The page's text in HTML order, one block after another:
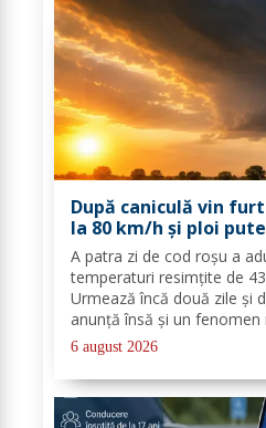
După caniculă vin
la 80 km/h și ploi
zone
A patra zi de cod roşu a
temperaturi resimţite de
Urmează încă două zile şi
anunţă însă şi un
alerte extreme vor fi în
parte din ţară: un cod de
6 august 2026